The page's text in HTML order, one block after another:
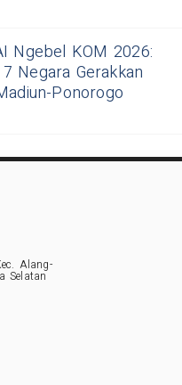
Ngebel KOM 2026:
Negara Gerakkan
Ponorogo
Alang-
Selatan